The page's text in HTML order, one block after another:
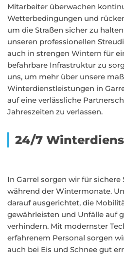
Mitarbeiter überwachen
Wetterbedingungen und
um die Straßen sicher zu
unseren professionellen
auch in strengen Wintern für
befahrbare Infrastruktur zu
uns, um mehr über unsere
Winterdienstleistungen in
auf eine verlässliche
Jahreszeiten zu verlassen.
24/7
In Garrel sorgen wir für sichere
während der Wintermonate.
darauf ausgerichtet, die
gewährleisten und Unfälle auf
verhindern. Mit modernster
erfahrenem Personal sorgen
auch bei Eis und Schnee gut